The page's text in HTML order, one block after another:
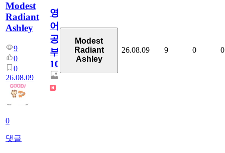
Modest
Radiant
Ashley
9
0
0
26.08.09
0
댓글
영
어
공
부
100
Modest
Radiant
Ashley
26.08.09 9 0 0